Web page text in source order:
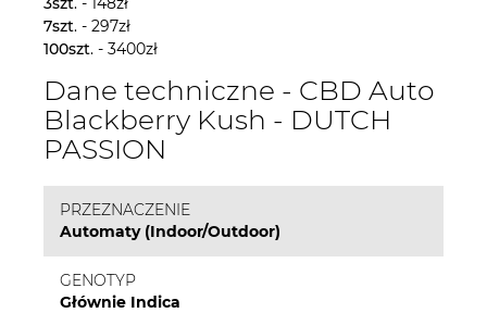
7szt. - 297zł
100szt. - 3400zł
Dane techniczne - CBD Auto
Blackberry Kush - DUTCH
PASSION
PRZEZNACZENIE
Automaty (Indoor/Outdoor)
GENOTYP
Głównie Indica